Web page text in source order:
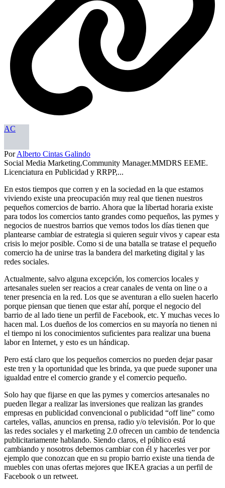
AC
PorAlberto Cintas Galindo
Social Media Marketing.Community Manager.MMDRS EEME.
Licenciatura en Publicidad y RRPP,...
En estos tiempos que corren y en la sociedad en la que estamos
viviendo existe una preocupación muy real que tienen nuestros
pequeños comercios de barrio. Ahora que la libertad horaria existe
para todos los comercios tanto grandes como pequeños, las pymes y
negocios de nuestros barrios que vemos todos los días tienen que
plantearse cambiar de estrategia si quieren seguir vivos y capear esta
crisis lo mejor posible. Como si de una batalla se tratase el pequeño
comercio ha de unirse tras la bandera del marketing digital y las
redes sociales.
Actualmente, salvo alguna excepción, los comercios locales y
artesanales suelen ser reacios a crear canales de venta on line o a
tener presencia en la red. Los que se aventuran a ello suelen hacerlo
porque piensan que tienen que estar ahí, porque el negocio del
barrio de al lado tiene un perfil de Facebook, etc. Y muchas veces lo
hacen mal. Los dueños de los comercios en su mayoría no tienen ni
el tiempo ni los conocimientos suficientes para realizar una buena
labor en Internet, y esto es un hándicap.
Pero está claro que los pequeños comercios no pueden dejar pasar
este tren y la oportunidad que les brinda, ya que puede suponer una
igualdad entre el comercio grande y el comercio pequeño.
Solo hay que fijarse en que las pymes y comercios artesanales no
pueden llegar a realizar las inversiones que realizan las grandes
empresas en publicidad convencional o publicidad “off line” como
carteles, vallas, anuncios en prensa, radio y/o televisión. Por lo que
las redes sociales y el marketing 2.0 ofrecen un cambio de tendencia
publicitariamente hablando. Siendo claros, el público está
cambiando y nosotros debemos cambiar con él y hacerles ver por
ejemplo que conozcan que en su propio barrio existe una tienda de
muebles con unas ofertas mejores que IKEA gracias a un perfil de
Facebook o un retweet.